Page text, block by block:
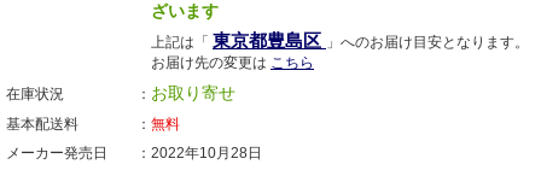
ざいます
上記は「 東京都豊島区 」へのお届け目安となります。
お届け先の変更は こちら
在庫状況
お取り寄せ
基本配送料
無料
メーカー発売日
2022年10月28日